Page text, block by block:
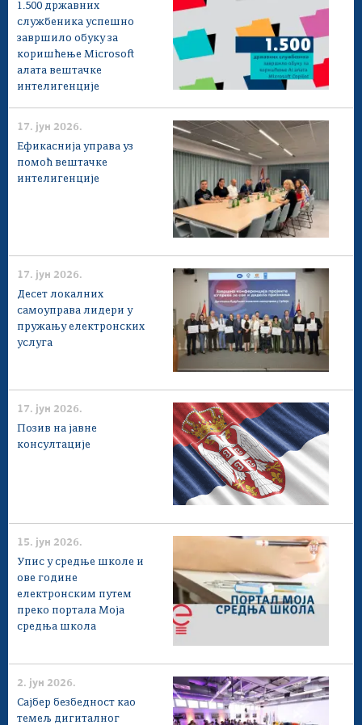
1.500 државних
службеника успешно
завршило обуку за
коришћење Microsoft
алата вештачке
интелигенције
17. јун 2026.
Ефикаснија управа уз
помоћ вештачке
интелигенције
17. јун 2026.
Десет локалних
самоуправа лидери у
пружању електронских
услуга
17. јун 2026.
Позив на јавне
консултације
15. јун 2026.
Упис у средње школе и
ове године
електронским путем
преко портала Моја
средња школа
2. јун 2026.
Сајбер безбедност као
темељ дигиталног